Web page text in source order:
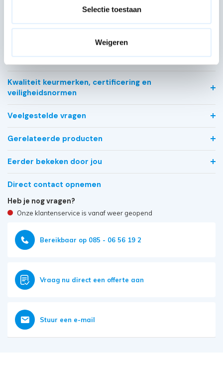
Selectie toestaan
Weigeren
Type gebruik Professioneel
Bekijk alle specificaties
Meest behulpzame reviews
Kwaliteit keurmerken, certificering en
veiligheidsnormen
Veelgestelde vragen
Gerelateerde producten
Eerder bekeken door jou
Direct contact opnemen
Heb je nog vragen?
Onze klantenservice is vanaf weer geopend
Bereikbaar op 085 - 06 56 19 2
Vraag nu direct een offerte aan
Stuur een e-mail